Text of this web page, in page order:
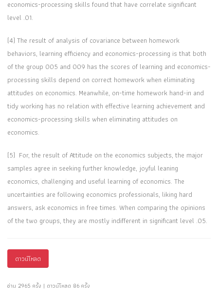
economics-processing skills found that have correlate significant
level .01.
(4) The result of analysis of covariance between homework
behaviors, learning efficiency and economics-processing is that both
of the group 005 and 009 has the scores of learning and economics-
processing skills depend on correct homework when eliminating
attitudes on economics. Meanwhile, on-time homework hand-in and
tidy working has no relation with effective learning achievement and
economics-processing skills when eliminating attitudes on
economics.
(5) For, the result of Attitude on the economics subjects, the major
samples agree in seeking further knowledge, joyful leaning
economics, challenging and useful learning of economics. The
uncertainties are following economics professionals, liking hard
answers, ask economics in free times. When comparing the opinions
of the two groups, they are mostly indifferent in significant level .05.
ดาวน์โหลด
อ่าน 2965 ครั้ง | ดาวน์โหลด 86 ครั้ง